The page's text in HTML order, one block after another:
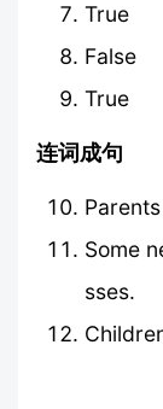
True
False
True
连词成句
Some
sses.